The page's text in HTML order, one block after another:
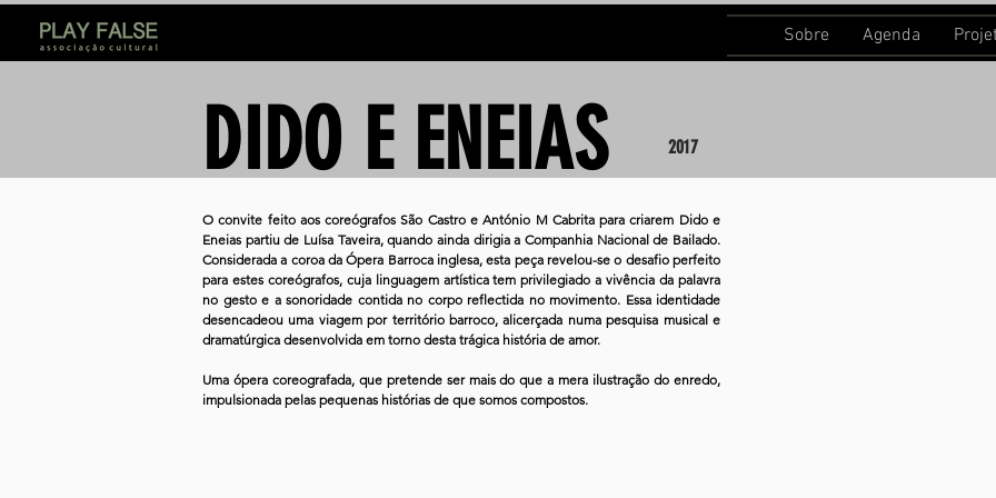
Sobre Agenda
DIDO E ENEIAS 2017
O convite feito aos coreógrafos São Castro e António M Cabrita para criarem Dido e
Eneias partiu de Luísa Taveira, quando ainda dirigia a Companhia Nacional de Bailado.
Considerada a coroa da Ópera Barroca inglesa, esta peça revelou-se o desafio perfeito
para estes coreógrafos, cuja linguagem artística tem privilegiado a vivência da palavra
no gesto e a sonoridade contida no corpo reflectida no movimento. Essa identidade
desencadeou uma viagem por território barroco, alicerçada numa pesquisa musical e
dramatúrgica desenvolvida em torno desta trágica história de amor.
Uma ópera coreografada, que pretende ser mais do que a mera ilustração do enredo,
impulsionada pelas pequenas histórias de que somos compostos.